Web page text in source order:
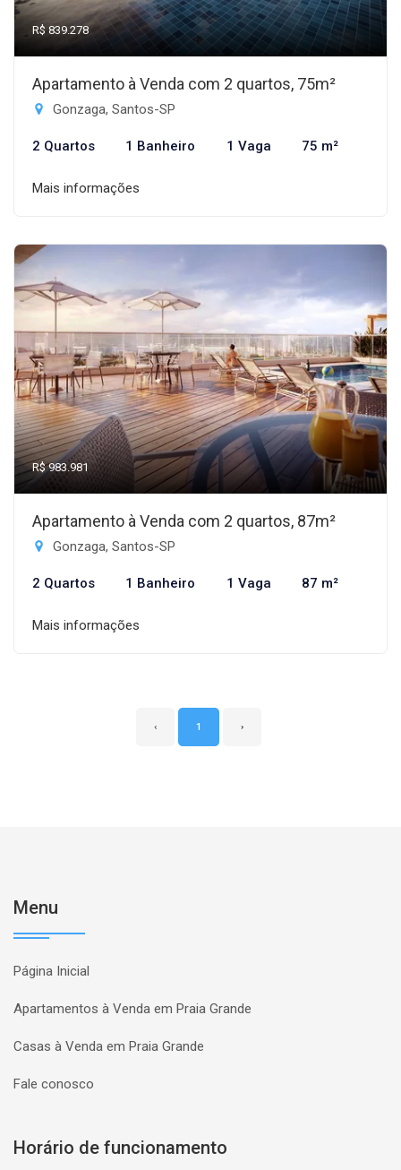
R$ 839.278
Apartamento à Venda com 2 quartos, 75m²
Gonzaga, Santos-SP
2 Quartos 1 Banheiro 1 Vaga 75 m²
Mais informações
R$ 983.981
Apartamento à Venda com 2 quartos, 87m²
Gonzaga, Santos-SP
2 Quartos 1 Banheiro 1 Vaga 87 m²
Mais informações
‹ 1 ›
Menu
Página Inicial
Apartamentos à Venda em Praia Grande
Casas à Venda em Praia Grande
Fale conosco
Horário de funcionamento